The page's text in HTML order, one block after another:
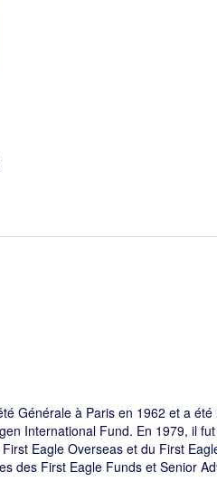
Générale à Paris en 1962 et a
International Fund. En 1979, il
Eagle Overseas et du First
des First Eagle Funds et Senior